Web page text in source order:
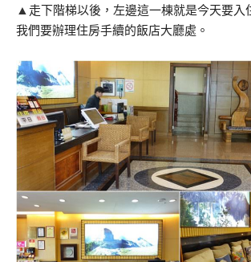
▲ 走下階梯以後，左邊這一棟就是今天要入
我們要辦理住房手續的飯店大廳處。